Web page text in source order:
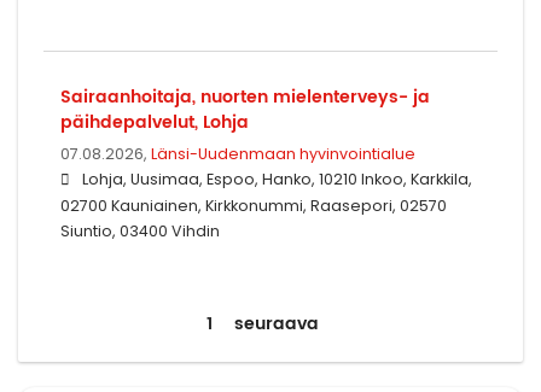
Sairaanhoitaja, nuorten mielenterveys- ja
päihdepalvelut, Lohja
07.08.2026, Länsi-Uudenmaan hyvinvointialue
Lohja, Uusimaa, Espoo, Hanko, 10210 Inkoo, Karkkila,
02700 Kauniainen, Kirkkonummi, Raasepori, 02570
Siuntio, 03400 Vihdin
1 seuraava